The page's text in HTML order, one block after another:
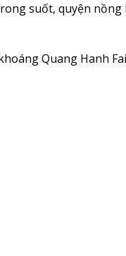
suốt, quyện nồng
Quang Hanh